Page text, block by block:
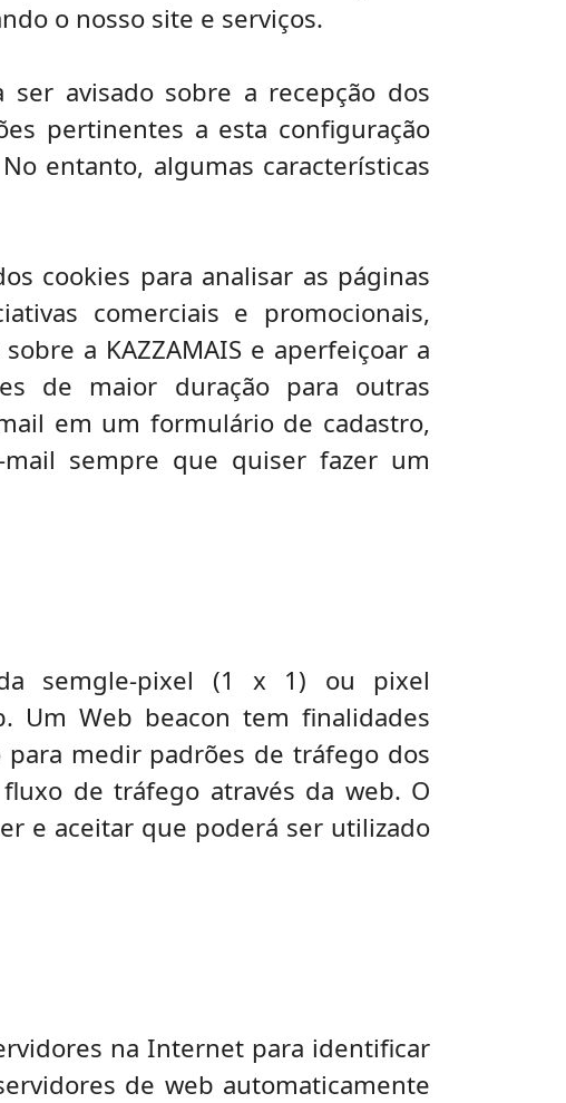
o nosso site e serviços.
avisado sobre a recepção dos
pertinentes a esta configuração
entanto, algumas características
cookies para analisar as páginas
comerciais e promocionais,
a KAZZAMAIS e aperfeiçoar a
de maior duração para outras
em um formulário de cadastro,
sempre que quiser fazer um
semgle-pixel (1 x 1) ou pixel
Um Web beacon tem finalidades
medir padrões de tráfego dos
de tráfego através da web. O
e aceitar que poderá ser utilizado
na Internet para identificar
de web automaticamente